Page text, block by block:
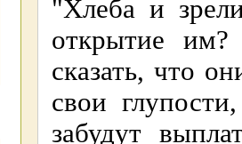
"Хлеба и
открытие
сказать, что
свои
забудут